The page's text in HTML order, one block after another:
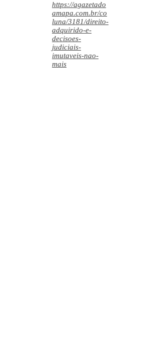
https://agazetado
amapa.com.br/co
luna/3181/direito-
adquirido-e-
decisoes-
judiciais-
imutaveis-nao-
mais